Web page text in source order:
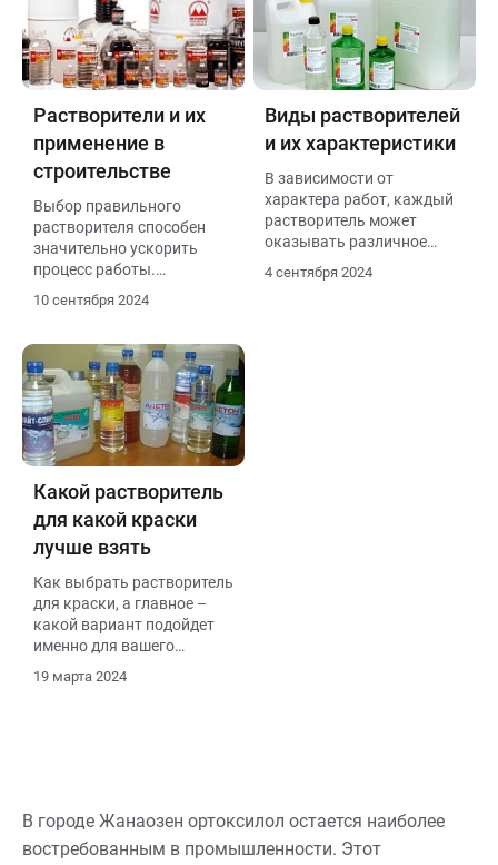
Растворители и их
применение в
строительстве
Выбор правильного
растворителя способен
значительно ускорить
процесс работы.
Например, использование
специализированных
задач позволяет
сократить временные
затраты на очистку и
подготовку поверхностей.
Это особенно актуально в
условиях строгих
временных рамок, когда
каждая минута на счету.
Наличие качественного
растворителя в арсенале
успеха для
профессионалов в
строительной сфере.
10 сентября 2024
Виды растворителей
и их характеристики
В зависимости от
характера работ, каждый
растворитель может
оказывать различное
влияние на конечный
результат.
4 сентября 2024
Какой растворитель
для какой краски
лучше взять
Как выбрать растворитель
для краски, а главное –
какой вариант подойдет
именно для вашего
19 марта 2024
В городе Жанаозен ортоксилол остается наиболее
востребованным в промышленности. Этот